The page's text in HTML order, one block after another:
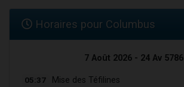
Horaires pour Columbus
7 Août 2026 - 24 Av 5786
05:37 Mise des Téfilines